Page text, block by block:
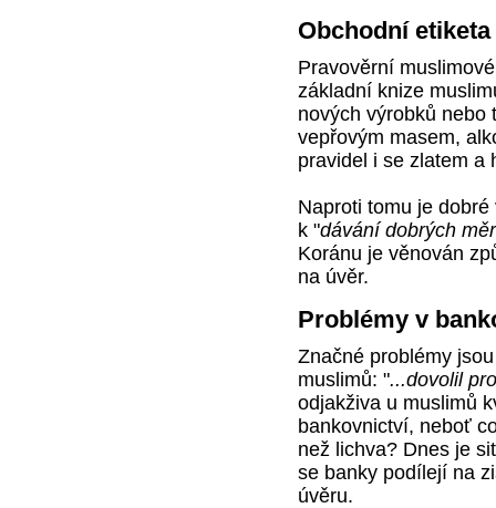
Obchodní etiketa
Pravověrní
základní knize
nových výrobků nebo
vepřovým masem,
pravidel i se zlatem a
Naproti tomu je
k "dávání dobrých
Koránu je věnován
na úvěr.
Problémy v
Značné problémy
muslimů: "...dovolil
odjakživa u muslimů
bankovnictví, neboť
než lichva? Dnes je
se banky podílejí na
úvěru.